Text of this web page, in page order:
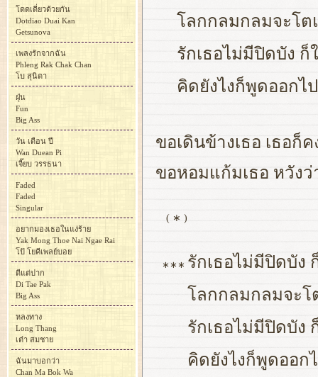
โลกกลมกลมจะโต
รักเธอไม่มีปิดบัง
คิดยังไงก็พูดออกไ
ขอเดินข้างเธอ เธอก็
ขอหอมแก้มเธอ หวังว่
( ∗ )
∗∗∗ รักเธอไม่มีปิดบัง
โลกกลมกลมจะโ
รักเธอไม่มีปิดบัง
คิดยังไงก็พูดออก
โดดเดี่ยวด้วยกัน
Dotdiao Duai Kan
Getsunova
เพลงรักจากฉัน
Phleng Rak Chak Chan
โบ สุนิตา
ฝุ่น
Fun
Big Ass
วัน เดือน ปี
Wan Duean Pi
เจี๊ยบ วรรธนา
Faded
Faded
Singular
อยากมองเธอในแง่ร้าย
Yak Mong Thoe Nai Ngae Rai
โป้ โยคีเพลย์บอย
ดีแต่ปาก
Di Tae Pak
Big Ass
หลงทาง
Long Thang
เต๋า สมชาย
ฉันมาบอกว่า
Chan Ma Bok Wa